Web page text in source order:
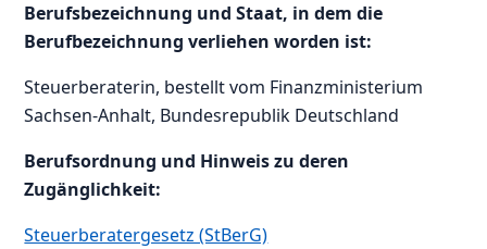
Berufsbezeichnung und Staat, in dem die
Berufbezeichnung verliehen worden ist:
Steuerberaterin, bestellt vom Finanzministerium
Sachsen-Anhalt, Bundesrepublik Deutschland
Berufsordnung und Hinweis zu deren
Zugänglichkeit:
Steuerberatergesetz (StBerG)